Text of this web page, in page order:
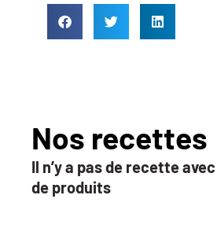
Nos recettes
Il n’y a pas de recette
de produits